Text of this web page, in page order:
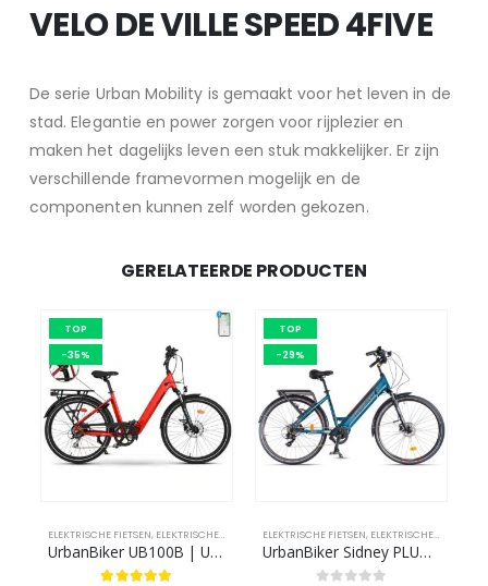
VELO DE VILLE SPEED 4FIVE
De serie Urban Mobility is gemaakt voor het leven in de
stad. Elegantie en power zorgen voor rijplezier en
maken het dagelijks leven een stuk makkelijker. Er zijn
verschillende framevormen mogelijk en de
componenten kunnen zelf worden gekozen.
GERELATEERDE PRODUCTEN
TOP
-35%
ELEKTRISCHE FIETSEN, ELEKTRISCHE STADSFIETSEN ,ELEKTRISCHE TREKKING FIETSEN
UrbanBiker UB100B | Urban E-Bike | Actieradius tot 140 km
TOP
-29%
ELEKTRISCHE FIETSEN, ELEKTRISCHE MIDDENMOTORS
UrbanBiker Sidney PLUS | Urban E-Bike | Middenmotor | Actieradius tot 100 km